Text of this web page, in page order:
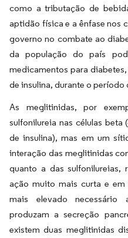
como a tributação de
aptidão física e a ênfase nos
governo no combate ao
da população do país
medicamentos para
de insulina, durante o período
As meglitinidas, por
sulfonilureia nas células beta
de insulina), mas em um
interação das meglitinidas
quanto a das sulfonilureias,
ação muito mais curta e
mais elevado necessário
produzam a secreção
existem duas meglitinidas